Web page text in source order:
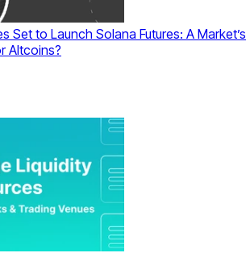
Set to Launch Solana Futures: A Market’s
Altcoins?